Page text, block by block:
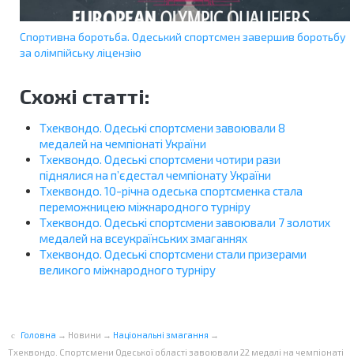
Спортивна боротьба. Одеський спортсмен завершив боротьбу
за олімпійську ліцензію
Схожі статті:
Тхеквондо. Одеські спортсмени завоювали 8
медалей на чемпіонаті України
Тхеквондо. Одеські спортсмени чотири рази
піднялися на п’єдестал чемпіонату України
Тхеквондо. 10-річна одеська спортсменка стала
переможницею міжнародного турніру
Тхеквондо. Одеські спортсмени завоювали 7 золотих
медалей на всеукраїнських змаганнях
Тхеквондо. Одеські спортсмени стали призерами
великого міжнародного турніру
Головна → Новини → Національні змагання →
Тхеквондо. Спортсмени Одеської області завоювали 22 медалі на чемпіонаті